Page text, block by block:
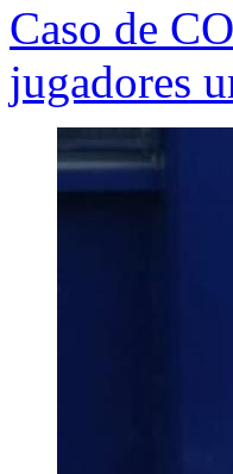
Caso de
jugadores